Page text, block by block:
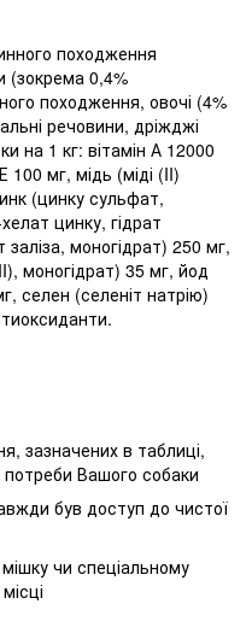
походження
(зокрема 0,4%
походження, овочі (4%
речовини, дріжджі
на 1 кг: вітамін А 12000
100 мг, мідь (міді (II)
(цинку сульфат,
цинку, гідрат
моногідрат) 250 мг,
моногідрат) 35 мг, йод
селен (селеніт натрію)
зазначених в таблиці,
потреби Вашого собаки
був доступ до чистої
чи спеціальному